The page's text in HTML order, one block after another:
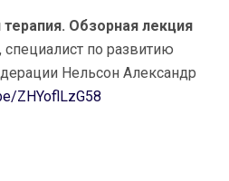
Обзорная лекция
специалист по развитию
Нельсон Александр
ZHYoflLzG58